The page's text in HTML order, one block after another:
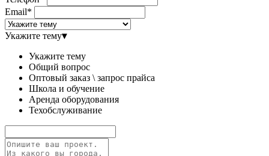
Email*
Укажите тему▾
Укажите тему
Общий вопрос
Оптовый заказ \ запрос прайса
Школа и обучение
Аренда оборудования
Техобслуживание